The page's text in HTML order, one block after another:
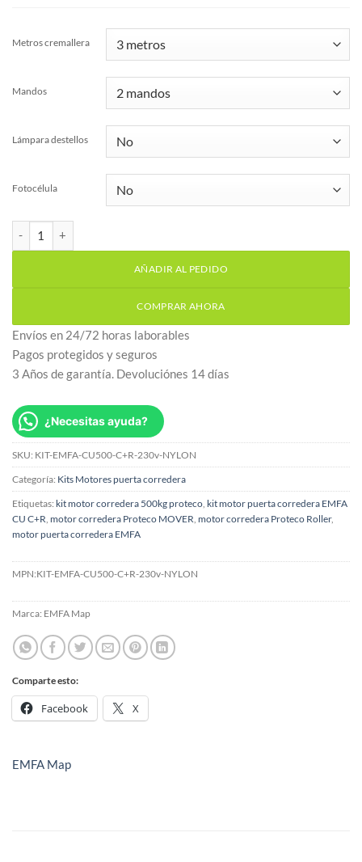
Metros cremallera
Mandos
Lámpara destellos
Fotocélula
Kit motor corredera EMFA CU 500kg 230v con nylon cantidad
AÑADIR AL PEDIDO
COMPRAR AHORA
Envíos en 24/72 horas laborables
Pagos protegidos y seguros
3 Años de garantía. Devoluciónes 14 días
¿Necesitas ayuda?
SKU: KIT-EMFA-CU500-C+R-230v-NYLON
Categoría: Kits Motores puerta corredera
Etiquetas: kit motor corredera 500kg proteco, kit motor puerta corredera EMFA
CU C+R, motor corredera Proteco MOVER, motor corredera Proteco Roller,
motor puerta corredera EMFA
MPN:KIT-EMFA-CU500-C+R-230v-NYLON
Marca: EMFA Map
Comparte esto:
Facebook X
EMFA Map